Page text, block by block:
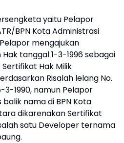
yaitu Pelapor
BPN Kota Administrasi
mengajukan
tanggal 1-3-1996 sebagai
Hak Milik
Risalah lelang No.
3-1990, namun Pelapor
nama di BPN Kota
dikarenakan Sertifikat
satu Developer ternama